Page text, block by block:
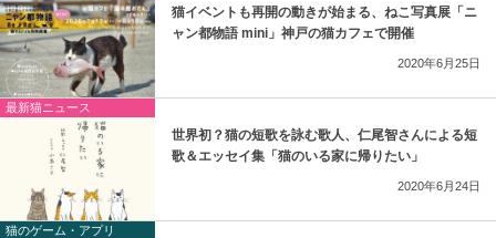
猫イベントも再開の動きが始まる、ねこ写真展「ニ
ャン都物語 mini」神戸の猫カフェで開催
2020年6月25日
最新猫ニュース
世界初？猫の短歌を詠む歌人、仁尾智さんによる短
歌＆エッセイ集「猫のいる家に帰りたい」
2020年6月24日
猫のゲーム・アプリ